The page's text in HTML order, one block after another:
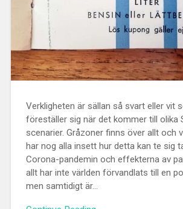
Verkligheten är sällan så svart eller vit
föreställer sig när det kommer till olika
scenarier. Gråzoner finns över allt och
har nog alla insett hur detta kan te sig
Corona-pandemin och effekterna av
allt har inte världen förvandlats till en
men samtidigt är...